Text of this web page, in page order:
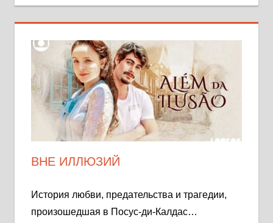
ВНЕ ИЛЛЮЗИЙ
История любви, предательства и трагедии,
произошедшая в Посус-ди-Калдас…